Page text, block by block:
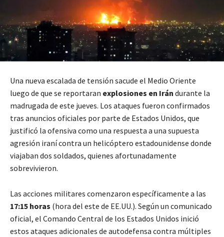
Una nueva escalada de tensión sacude el Medio Oriente
luego de que se reportaran explosiones en Irán durante la
madrugada de este jueves. Los ataques fueron confirmados
tras anuncios oficiales por parte de Estados Unidos, que
justificó la ofensiva como una respuesta a una supuesta
agresión iraní contra un helicóptero estadounidense donde
viajaban dos soldados, quienes afortunadamente
sobrevivieron.
Las acciones militares comenzaron específicamente a las
17:15 horas (hora del este de EE.UU.). Según un comunicado
oficial, el Comando Central de los Estados Unidos inició
estos ataques adicionales de autodefensa contra múltiples